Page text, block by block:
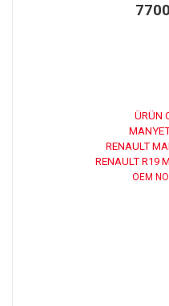
ÜRÜN
RENAULT
RENAULT R19
OEM